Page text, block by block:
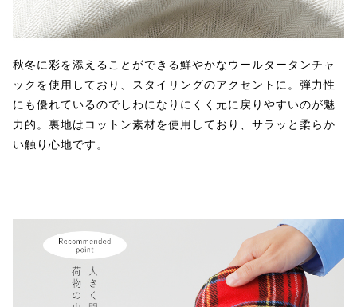
秋冬に彩を添えることができる鮮やかなウールタータンチャ
ックを使用しており、スタイリングのアクセントに。弾力性
にも優れているのでしわになりにくく元に戻りやすいのが魅
力的。裏地はコットン素材を使用しており、サラッと柔らか
い触り心地です。